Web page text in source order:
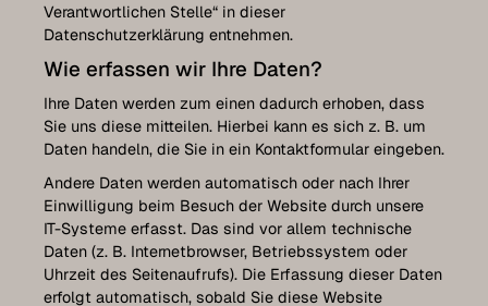
Verantwortlichen Stelle“ in dieser
Datenschutzerklärung entnehmen.
Wie erfassen wir Ihre Daten?
Ihre Daten werden zum einen dadurch erhoben, dass
Sie uns diese mitteilen. Hierbei kann es sich z. B. um
Daten handeln, die Sie in ein Kontaktformular eingeben.
Andere Daten werden automatisch oder nach Ihrer
Einwilligung beim Besuch der Website durch unsere
IT-Systeme erfasst. Das sind vor allem technische
Daten (z. B. Internetbrowser, Betriebssystem oder
Uhrzeit des Seitenaufrufs). Die Erfassung dieser Daten
erfolgt automatisch, sobald Sie diese Website